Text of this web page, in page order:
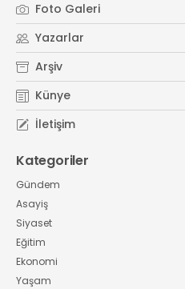
Foto Galeri
Yazarlar
Arşiv
Künye
İletişim
Kategoriler
Gündem
Asayiş
Siyaset
Eğitim
Ekonomi
Yaşam